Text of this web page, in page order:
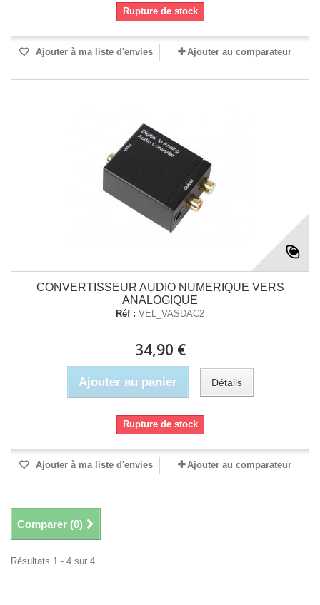
Rupture de stock
Ajouter à ma liste d'envies Ajouter au comparateur
CONVERTISSEUR AUDIO NUMERIQUE VERS
ANALOGIQUE
Réf : VEL_VASDAC2
34,90 €
Ajouter au panier Détails
Rupture de stock
Ajouter à ma liste d'envies Ajouter au comparateur
Comparer (0)
Résultats 1 - 4 sur 4.